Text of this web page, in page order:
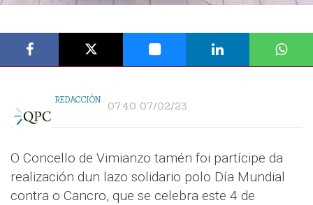
REDACCIÓN 07:40 07/02/23
O Concello de Vimianzo tamén foi partícipe da
realización dun lazo solidario polo Día Mundial
contra o Cancro, que se celebra este 4 de